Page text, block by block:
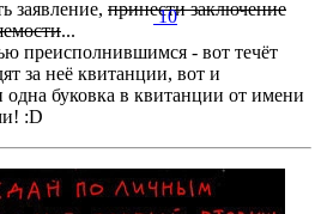
заявление, принести заключение
...
преисполнившимся - вот течёт
за неё квитанции, вот и
буковка в квитанции от имени
:D
10